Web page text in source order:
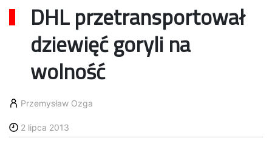
DHL przetransportował
dziewięć goryli na
wolność
Przemysław Ozga
2 lipca 2013